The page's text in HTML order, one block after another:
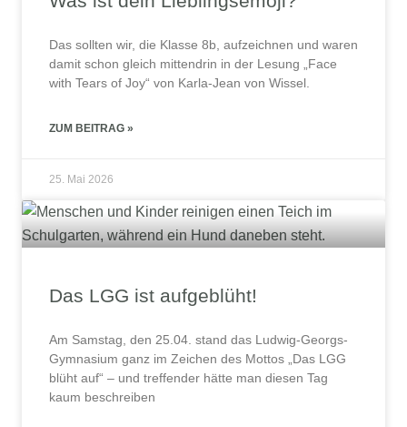
Das sollten wir, die Klasse 8b, aufzeichnen und waren
damit schon gleich mittendrin in der Lesung „Face
with Tears of Joy“ von Karla-Jean von Wissel.
ZUM BEITRAG »
25. Mai 2026
Das LGG ist aufgeblüht!
Am Samstag, den 25.04. stand das Ludwig-Georgs-
Gymnasium ganz im Zeichen des Mottos „Das LGG
blüht auf“ – und treffender hätte man diesen Tag
kaum beschreiben